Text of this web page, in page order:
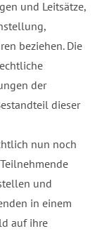
und Leitsätze,
beziehen. Die
der
dieser
nun noch
und
in einem
auf ihre